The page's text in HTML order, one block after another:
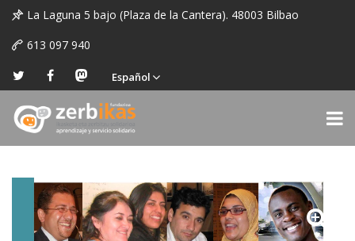
La Laguna 5 bajo (Plaza de la Cantera). 48003 Bilbao
613 097 940
Español